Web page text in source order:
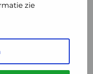
zie